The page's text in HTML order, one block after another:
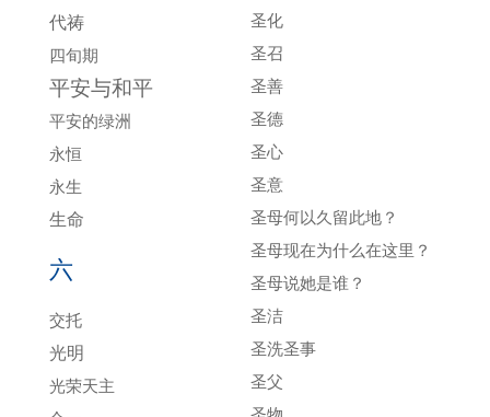
代祷
四旬期
平安与和平
平安的绿洲
永恒
永生
生命
六
交托
光明
光荣天主
圣化
圣召
圣善
圣德
圣心
圣意
圣母何以久留此地？
圣母现在为什么在这里？
圣母说她是谁？
圣洁
圣洗圣事
圣父